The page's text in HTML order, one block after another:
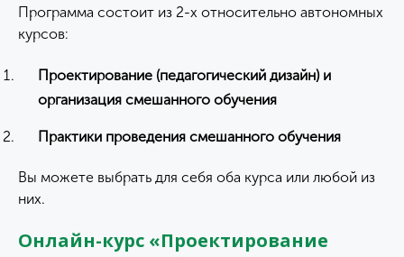
Программа состоит из 2-х относительно автономных
курсов:
Проектирование (педагогический дизайн) и
организация смешанного обучения
Практики проведения смешанного обучения
Вы можете выбрать для себя оба курса или любой из
них.
Онлайн-курс «Проектирование